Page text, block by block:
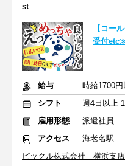
st
【コー
受付
給与
時給1700円
シフト
雇用形態
派遣社員
アクセス
海老名駅
ピックル株式会社 横浜支